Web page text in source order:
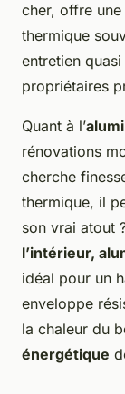
cher, offre
thermique
entretien
propriétaires
Quant à l’
rénovations
cherche
thermique, il
son vrai atout
l’intérieur,
idéal pour un
enveloppe
la chaleur du
énergétique